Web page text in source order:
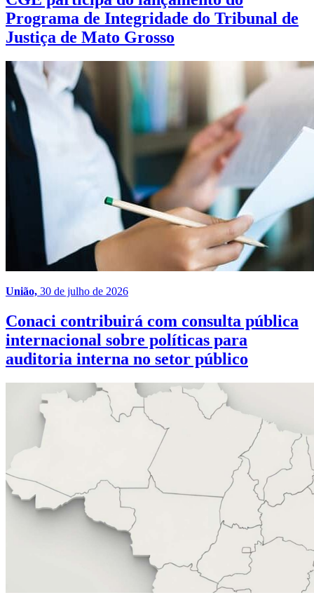
Programa de Integridade do Tribunal de
Justiça de Mato Grosso
União, 30 de julho de 2026
Conaci contribuirá com consulta pública
internacional sobre políticas para
auditoria interna no setor público